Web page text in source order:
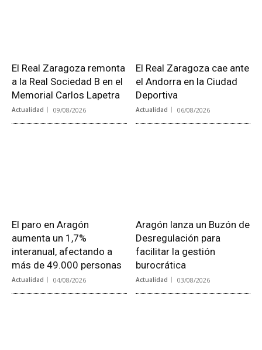
El Real Zaragoza remonta
a la Real Sociedad B en el
Memorial Carlos Lapetra
Actualidad 09/08/2026
El Real Zaragoza cae ante
el Andorra en la Ciudad
Deportiva
Actualidad 06/08/2026
El paro en Aragón
aumenta un 1,7%
interanual, afectando a
más de 49.000 personas
Actualidad 04/08/2026
Aragón lanza un Buzón de
Desregulación para
facilitar la gestión
burocrática
Actualidad 03/08/2026